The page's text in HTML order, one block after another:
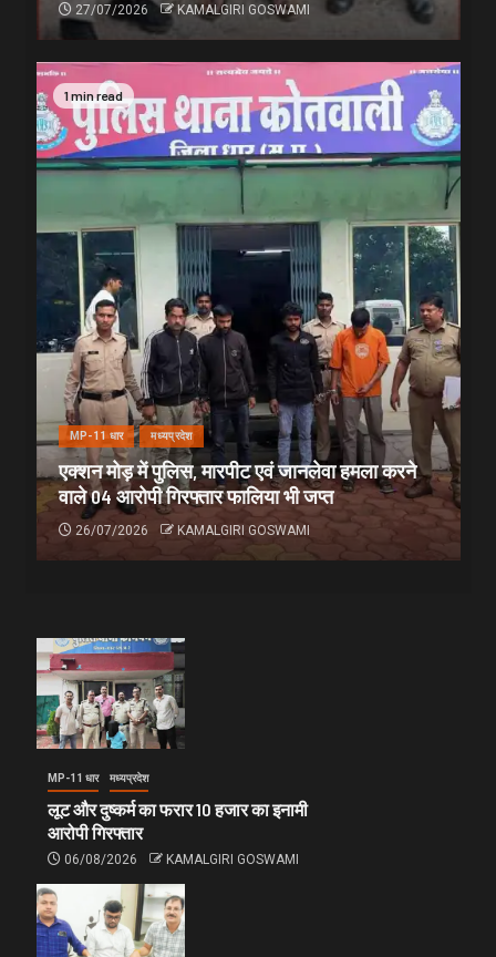
27/07/2026 KAMALGIRI GOSWAMI
1 min read
MP-11 धार मध्यप्रदेश
एक्शन मोड़ में पुलिस, मारपीट एवं जानलेवा हमला करने
वाले 04 आरोपी गिरफ्तार फालिया भी जप्त
26/07/2026 KAMALGIRI GOSWAMI
MP-11 धार मध्यप्रदेश
लूट और दुष्कर्म का फरार 10 हजार का इनामी
आरोपी गिरफ्तार
06/08/2026 KAMALGIRI GOSWAMI